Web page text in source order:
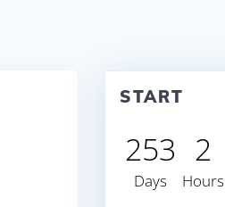
START
253
Days
2
Hours